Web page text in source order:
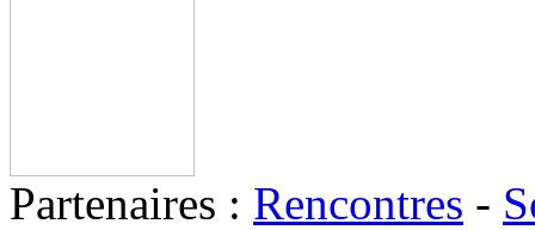
Partenaires : Rencontres -